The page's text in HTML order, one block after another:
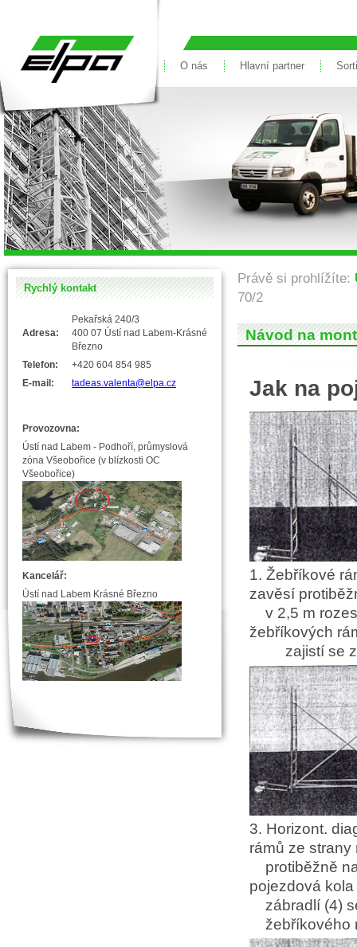
O nás Hlavní partner
Rychlý kontakt
Adresa:
Pekařská 240/3
400 07 Ústí nad Labem-Krásné
Březno
Telefon:
+420 604 854 985
E-mail:
tadeas.valenta@elpa.cz
Provozovna:
Ústí nad Labem - Podhoří, průmyslová
zóna Všeobořice (v blízkosti OC
Všeobořice)
Kancelář:
Ústí nad Labem Krásné Březno
Právě si prohlížíte:
70/2
Návod na
Jak na
1. Žebříkové
zavěsí
v 2,5 m
zajistí se
3. Horizont.
rámů ze
protiběžně
pojezdová
zábradlí (4)
žebříkového